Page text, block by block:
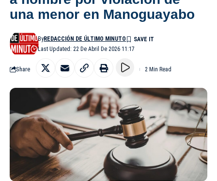
una menor en Manoguayabo
Last Updated: 22 De Abril De 2026 11:17
ByREDACCIÓN DE ÚLTIMO MINUTO
Share 2 Min Read